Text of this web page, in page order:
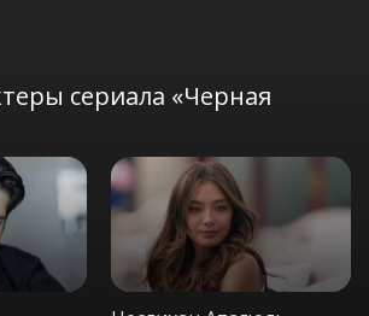
сериала «Черная